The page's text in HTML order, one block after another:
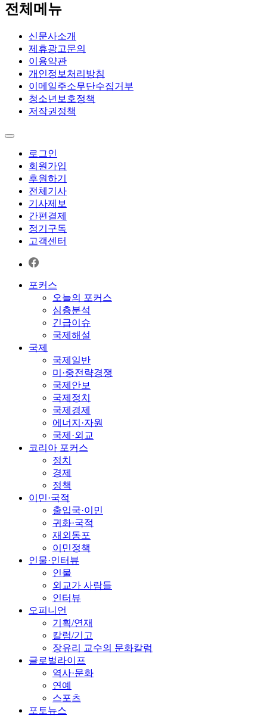
전체메뉴
신문사소개
제휴광고문의
이용약관
개인정보처리방침
이메일주소무단수집거부
청소년보호정책
저작권정책
로그인
회원가입
후원하기
전체기사
기사제보
간편결제
정기구독
고객센터
포커스
오늘의 포커스
심층분석
긴급이슈
국제해설
국제
국제일반
미·중전략경쟁
국제안보
국제정치
국제경제
에너지·자원
국제·외교
코리아 포커스
정치
경제
정책
이민·국적
출입국·이민
귀화·국적
재외동포
이민정책
인물·인터뷰
인물
외교가 사람들
인터뷰
오피니언
기획/연재
칼럼/기고
장유리 교수의 문화칼럼
글로벌라이프
역사·문화
연예
스포츠
포토뉴스